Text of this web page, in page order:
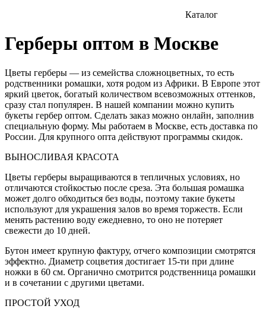
Каталог
Герберы оптом в Москве
Цветы герберы — из семейства сложноцветных, то есть
родственники ромашки, хотя родом из Африки. В Европе этот
яркий цветок, богатый количеством всевозможных оттенков,
сразу стал популярен. В нашей компании можно купить
букеты гербер оптом. Сделать заказ можно онлайн, заполнив
специальную форму. Мы работаем в Москве, есть доставка по
России. Для крупного опта действуют программы скидок.
ВЫНОСЛИВАЯ КРАСОТА
Цветы герберы выращиваются в тепличных условиях, но
отличаются стойкостью после среза. Эта большая ромашка
может долго обходиться без воды, поэтому такие букеты
используют для украшения залов во время торжеств. Если
менять растению воду ежедневно, то оно не потеряет
свежести до 10 дней.
Бутон имеет крупную фактуру, отчего композиции смотрятся
эффектно. Диаметр соцветия достигает 15-ти при длине
ножки в 60 см. Органично смотрится родственница ромашки
и в сочетании с другими цветами.
ПРОСТОЙ УХОД